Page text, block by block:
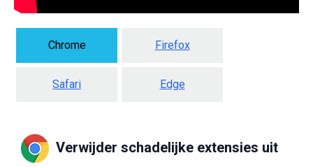
Chrome Firefox
Safari Edge
Verwijder schadelijke extensies uit